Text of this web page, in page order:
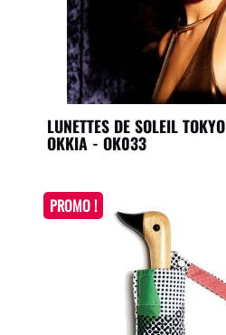
LUNETTES DE SOLEIL TOKYO
OKKIA - OK033
PROMO !